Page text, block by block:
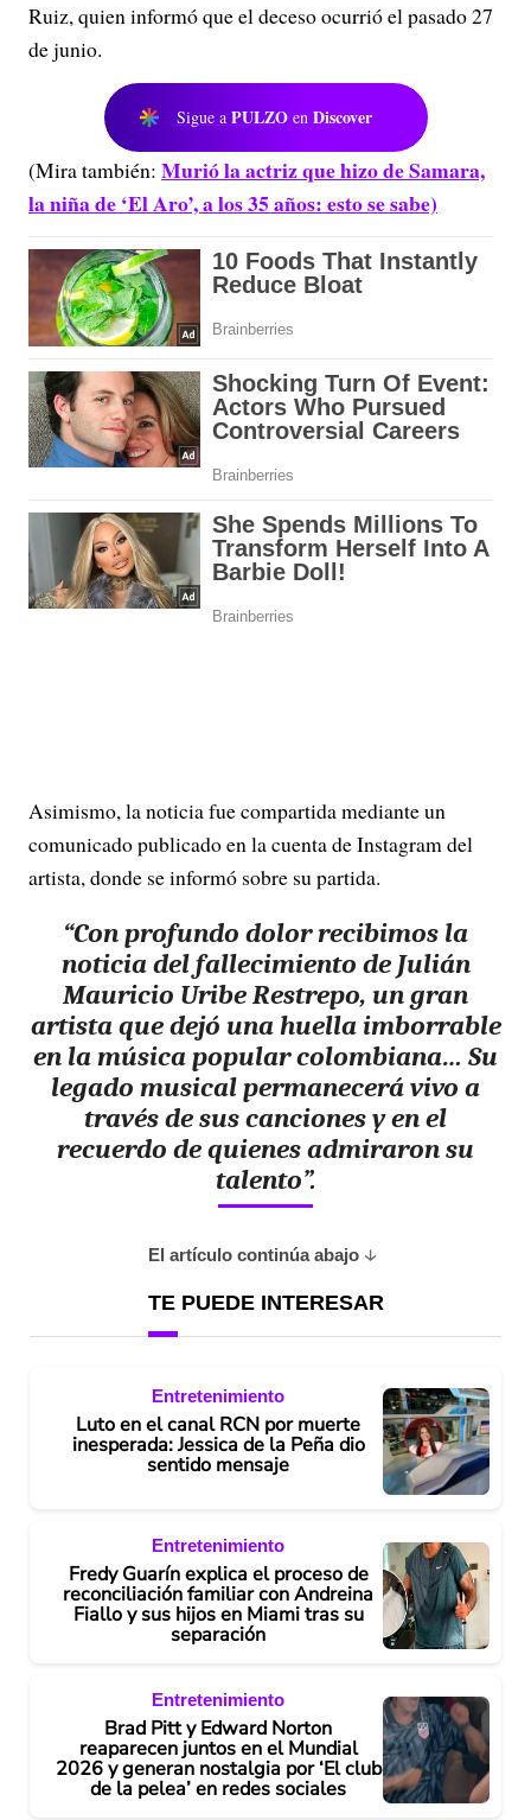
Ruiz, quien informó que el deceso ocurrió el pasado 27
de junio.
Sigue a PULZO en Discover
(Mira también: Murió la actriz que hizo de Samara,
la niña de ‘El Aro’, a los 35 años: esto se sabe)
Asimismo, la noticia fue compartida mediante un
comunicado publicado en la cuenta de Instagram del
artista, donde se informó sobre su partida.
“Con profundo dolor recibimos la
noticia del fallecimiento de Julián
Mauricio Uribe Restrepo, un gran
artista que dejó una huella imborrable
en la música popular colombiana… Su
legado musical permanecerá vivo a
través de sus canciones y en el
recuerdo de quienes admiraron su
talento”.
El artículo continúa abajo
TE PUEDE INTERESAR
Entretenimiento
Luto en el canal RCN por muerte
inesperada: Jessica de la Peña dio
sentido mensaje
Entretenimiento
Fredy Guarín explica el proceso de
reconciliación familiar con Andreina
Fiallo y sus hijos en Miami tras su
separación
Entretenimiento
Brad Pitt y Edward Norton
reaparecen juntos en el Mundial
2026 y generan nostalgia por ‘El club
de la pelea’ en redes sociales